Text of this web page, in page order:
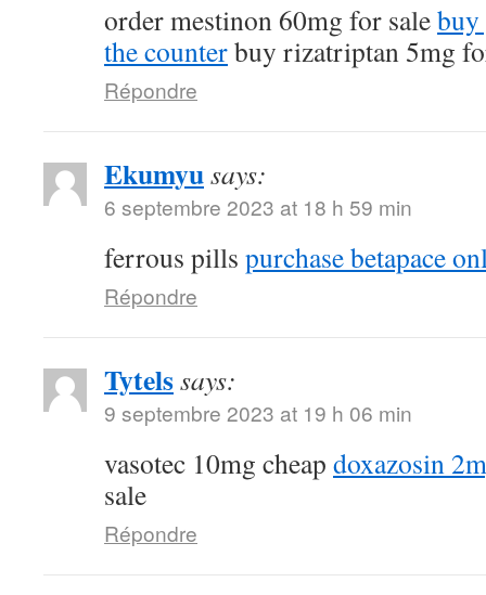
order mestinon 60mg for salebuy
the counterbuy rizatriptan 5mg
Répondre
Ekumyusays:
6 septembre 2023 at 18 h 59 min
ferrous pills purchase betapace
Répondre
Tytelssays:
9 septembre 2023 at 19 h 06 min
vasotec 10mg cheap doxazosin
sale
Répondre